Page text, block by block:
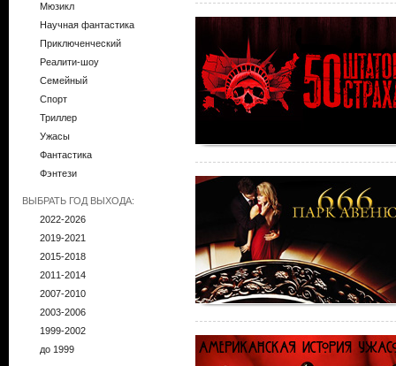
Мюзикл
Научная фантастика
Приключенческий
Реалити-шоу
Семейный
Спорт
Триллер
Ужасы
Фантастика
Фэнтези
ВЫБРАТЬ ГОД ВЫХОДА:
2022-2026
2019-2021
2015-2018
2011-2014
2007-2010
2003-2006
1999-2002
до 1999